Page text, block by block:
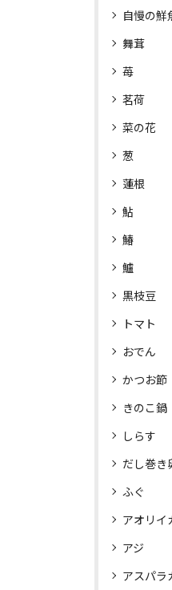
自慢の鮮
舞茸
苺
茗荷
菜の花
葱
蓮根
鮎
鰆
鱸
黒枝豆
トマト
おでん
かつお節
きのこ鍋
しらす
だし巻き
ふぐ
アオリイ
アジ
アスパラ